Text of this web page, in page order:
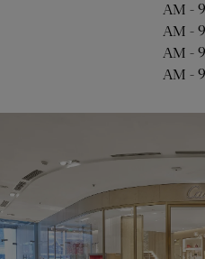
-
-
-
-